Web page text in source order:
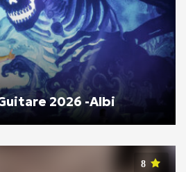
2026 -Albi
8